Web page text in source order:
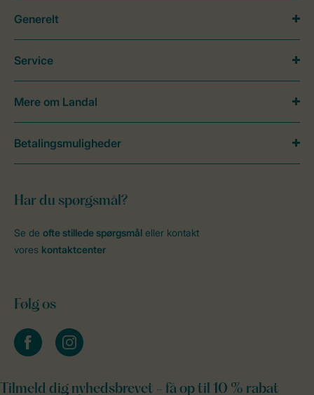
Har du spørgsmål?
Se de ofte stillede spørgsmål eller kontakt
vores kontaktcenter
Følg os
facebookinstagram
Tilmeld dig nyhedsbrevet - få op til 10 % rabat
Generelt
Service
Mere om Landal
Betalingsmuligheder